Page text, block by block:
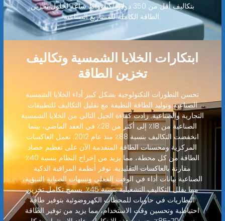
بتكاليف أقل من 350 دولارًا/كيلوواط ساعة لحلول تخزين
الطاقة الكاملة للمشاريع الصناعية.
ابتكارات الخلايا الشمسية وتكاليف
تخزين الطاقة
تحسن التطورات التكنولوجية بشكل كبير أداء الخلايا الشمسية
الصناعية وتوليد الطاقة النظيفة مع تقليل التكاليف للتطبيقات
التجارية والصناعية. زادت كفاءة الجيل التالي من الخلايا الشمسية
الصناعية من 18٪ إلى أكثر من 28٪ في العقد الماضي، بينما
انخفضت التكاليف بنسبة 88٪ منذ عام 2012. تعمل العاكسات
المركزية ومحسنات الطاقة المتقدمة الآن على تعظيم حصاد
الطاقة من كل محطة، مما يزيد من إخراج النظام بنسبة 40٪
مقارنة بالعاكسات التقليدية. توفر أنظمة المراقبة الذكية
الصناعية بيانات أداء في الوقت الفعلي وتنبيهات الصيانة التنبؤية،
مما يقلل التكاليف التشغيلية بنسبة 45٪. يسمح تكامل تخزين
البطاريات في حاويات للمحطات الكهروضوئية بتوفير طاقة
احتياطية وتحسين وقت الاستخدام، مما يزيد من توفير الطاقة